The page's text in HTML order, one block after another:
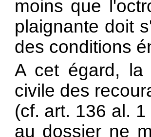
moins que
plaignante doit
des conditions
A cet égard, la
civile des
(cf. art. 136 al.
au dossier ne